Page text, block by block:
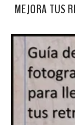
MEJORA TUS